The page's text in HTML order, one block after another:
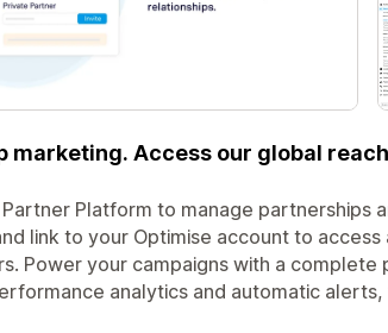
marketing. Access our global
Platform to manage partnerships
link to your Optimise account to
Power your campaigns with a complete
analytics and automatic alerts,